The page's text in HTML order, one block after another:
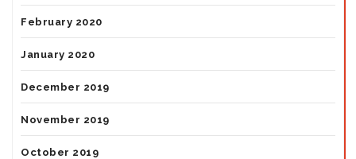
February 2020
January 2020
December 2019
November 2019
October 2019